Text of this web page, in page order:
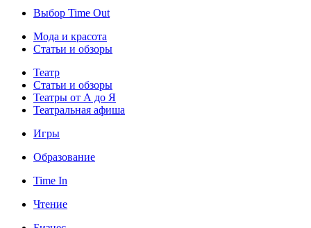
Выбор Time Out
Мода и красота
Статьи и обзоры
Театр
Статьи и обзоры
Театры от А до Я
Театральная афиша
Игры
Образование
Time In
Чтение